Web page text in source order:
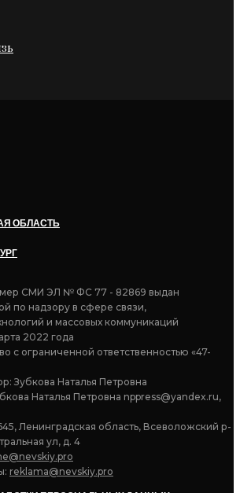
ОБЛАСТЬ
СМИ ЭЛ № ФС 77 - 82869 выдан
по надзору в сфере связи,
и массовых коммуникаций
2022 года
с ограниченной ответственностью «47-
Зубкова Наталья Петровна
Наталья Петровна nppress@yandex.ru,
Ленинградская область, Всеволожский р-
ул, д. 4
reklama@nevskiy.pro